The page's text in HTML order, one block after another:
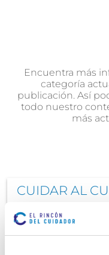
Encuentra más
categoría
publicación. Así
todo nuestro
más
CUIDAR AL
A través del
enfermera